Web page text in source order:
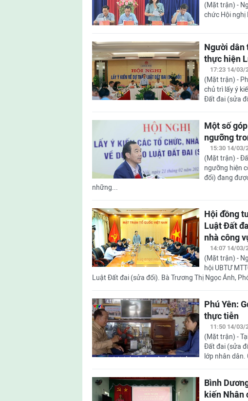
(Mặt trận) -
chức Hội nghị
Người dân
thực hiện
17:23 14/03/
(Mặt trận) -
chủ trì lấy ý
Đất đai (sửa
Một số
ngưỡng
15:30 14/03/
(Mặt trận) -
ngưỡng hiện
đổi) đang
những...
Hội đồng
Luật Đất
nhà công
14:07 14/03/
(Mặt trận) -
hội UBTƯ
Luật Đất đai (sửa đổi). Bà Trương Thị Ngọc Ánh,
Phú Yên:
thực tiễn
11:50 14/03/
(Mặt trận) -
Đất đai (sửa
lớp nhân dân.
Bình
kiến Nhân